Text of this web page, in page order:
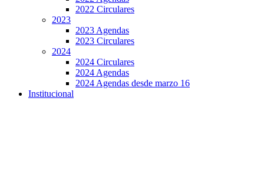
2022 Circulares
2023
2023 Agendas
2023 Circulares
2024
2024 Circulares
2024 Agendas
2024 Agendas desde marzo 16
Institucional